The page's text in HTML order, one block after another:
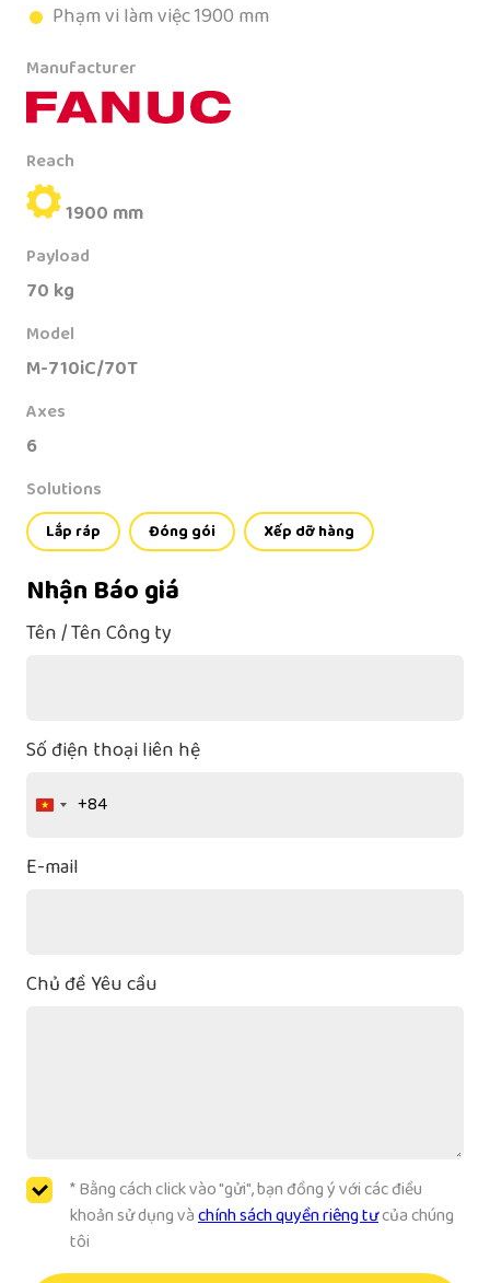
Phạm vi làm việc 1900 mm
Manufacturer
Reach
1900 mm
Payload
70 kg
Model
M-710iC/70T
Axes
6
Solutions
Lắp ráp Đóng gói Xếp dỡ hàng
Nhận Báo giá
Tên / Tên Công ty
Số điện thoại liên hệ
Vietnam
+84
E-mail
Chủ đề Yêu cầu
* Bằng cách click vào "gửi", bạn đồng ý với các điều
khoản sử dụng vàchính sách quyền riêng tưcủa chúng
tôi